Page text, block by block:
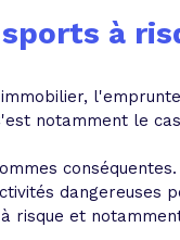
à
notamment le
dangereuses
risque et